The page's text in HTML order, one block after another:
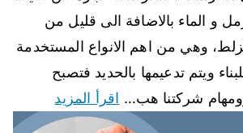
و الماء بالاضافة الى قليل من
وهي من اهم الانواع المستخدمة
ويتم تدعيمها بالحديد فتصبح
شركتنا هب… اقرأ المزيد